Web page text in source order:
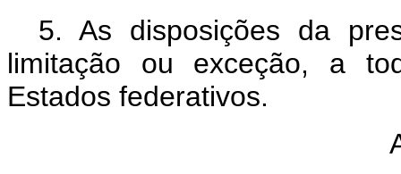
5. As disposições da
limitação ou exceção, a
Estados federativos.